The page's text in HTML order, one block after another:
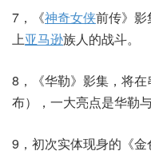
7，《神奇女侠前传》影
上亚马逊族人的战斗。
8，《华勒》影集，将
布），一大亮点是华勒
9，初次实体现身的《